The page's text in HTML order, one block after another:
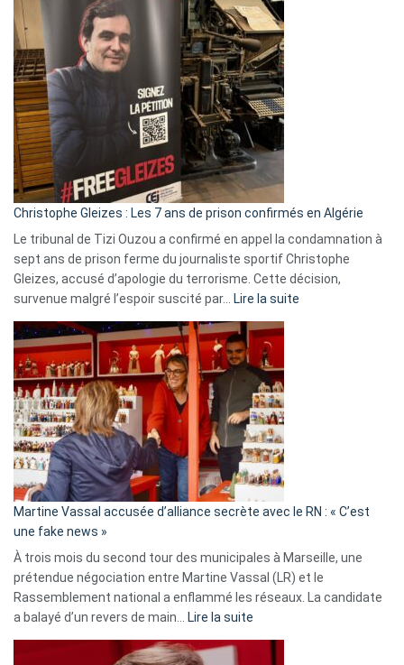
Pays-
Bas,
Espagne,
Irlande
et
Slovénie
rejettent
la
présence
d’Israël
Christophe Gleizes : Les 7 ans de prison confirmés en Algérie
Le tribunal de Tizi Ouzou a confirmé en appel la condamnation à
sept ans de prison ferme du journaliste sportif Christophe
Gleizes, accusé d’apologie du terrorisme. Cette décision,
survenue malgré l’espoir suscité par…
Lire la suite
Algérie
Martine Vassal accusée d’alliance secrète avec le RN : « C’est
une fake news »
À trois mois du second tour des municipales à Marseille, une
prétendue négociation entre Martine Vassal (LR) et le
Rassemblement national a enflammé les réseaux. La candidate
a balayé d’un revers de main…
Lire la suite